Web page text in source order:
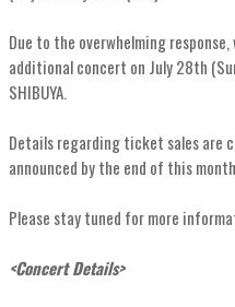
Due to the overwhelming
additional concert on July 28th
SHIBUYA.
Details regarding ticket sales are
announced by the end of this
Please stay tuned for more
<Concert Details>